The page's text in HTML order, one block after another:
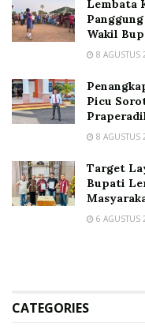
Lembata
Wakil
8 AGUSTUS
Picu
8 AGUSTUS
Target
Bupati
6 AGUSTUS
CATEGORIES